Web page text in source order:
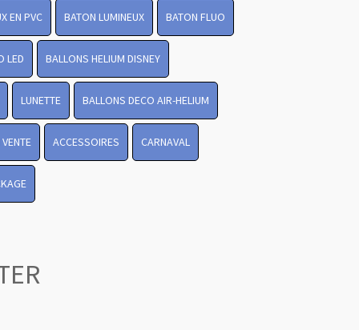
EN PVC BATON LUMINEUX BATON FLUO
LED BALLONS HELIUM DISNEY
LUNETTE BALLONS DECO AIR-HELIUM
ACCESSOIRES CARNAVAL